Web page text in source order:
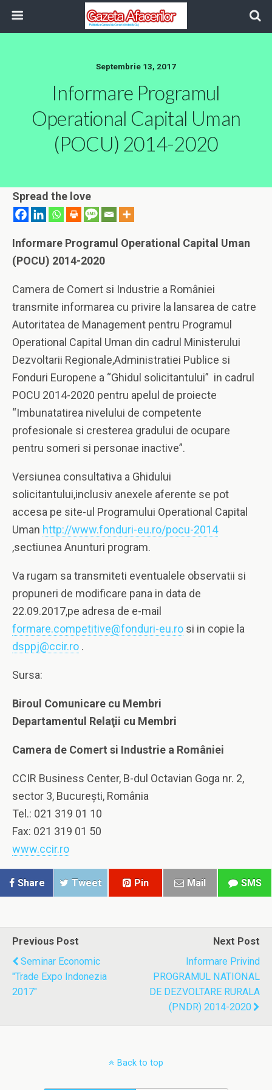
Septembrie 13, 2017
Informare Programul
Operational Capital Uman
(POCU) 2014-2020
Spread the love
Informare Programul Operational Capital Uman
(POCU) 2014-2020
Camera de Comert si Industrie a României
transmite informarea cu privire la lansarea de catre
Autoritatea de Management pentru Programul
Operational Capital Uman din cadrul Ministerului
Dezvoltarii Regionale,Administratiei Publice si
Fonduri Europene a “Ghidul solicitantului” in cadrul
POCU 2014-2020 pentru apelul de proiecte
“Imbunatatirea nivelului de competente
profesionale si cresterea gradului de ocupare
pentru someri si personae inactive”.
Versiunea consultativa a Ghidului
solicitantului,inclusiv anexele aferente se pot
accesa pe site-ul Programului Operational Capital
Uman http://www.fonduri-eu.ro/pocu-2014
,sectiunea Anunturi program.
Va rugam sa transmiteti eventualele observatii si
propuneri de modificare pana in data de
22.09.2017,pe adresa de e-mail
formare.competitive@fonduri-eu.ro si in copie la
dsppj@ccir.ro .
Sursa:
Biroul Comunicare cu Membri
Departamentul Relaţii cu Membri
Camera de Comert si Industrie a României
CCIR Business Center, B-dul Octavian Goga nr. 2,
sector 3, Bucureşti, România
Tel.: 021 319 01 10
Fax: 021 319 01 50
www.ccir.ro
Share Tweet Pin Mail SMS
Previous Post
Seminar Economic
"Trade Expo Indonezia
2017"
Next Post
Informare Privind
PROGRAMUL NATIONAL
DE DEZVOLTARE RURALA
(PNDR) 2014-2020
Back to top